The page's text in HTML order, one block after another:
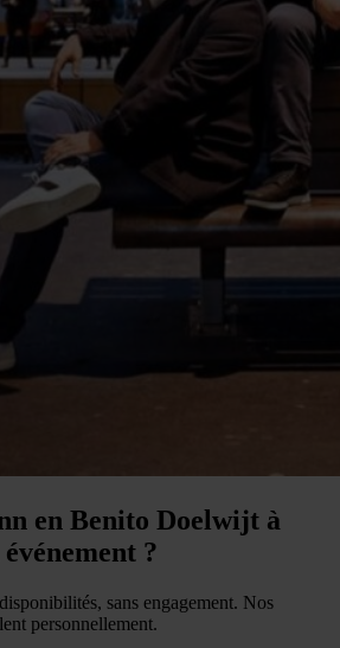
en Benito Doelwijt à
?
sans engagement. Nos
personnellement.